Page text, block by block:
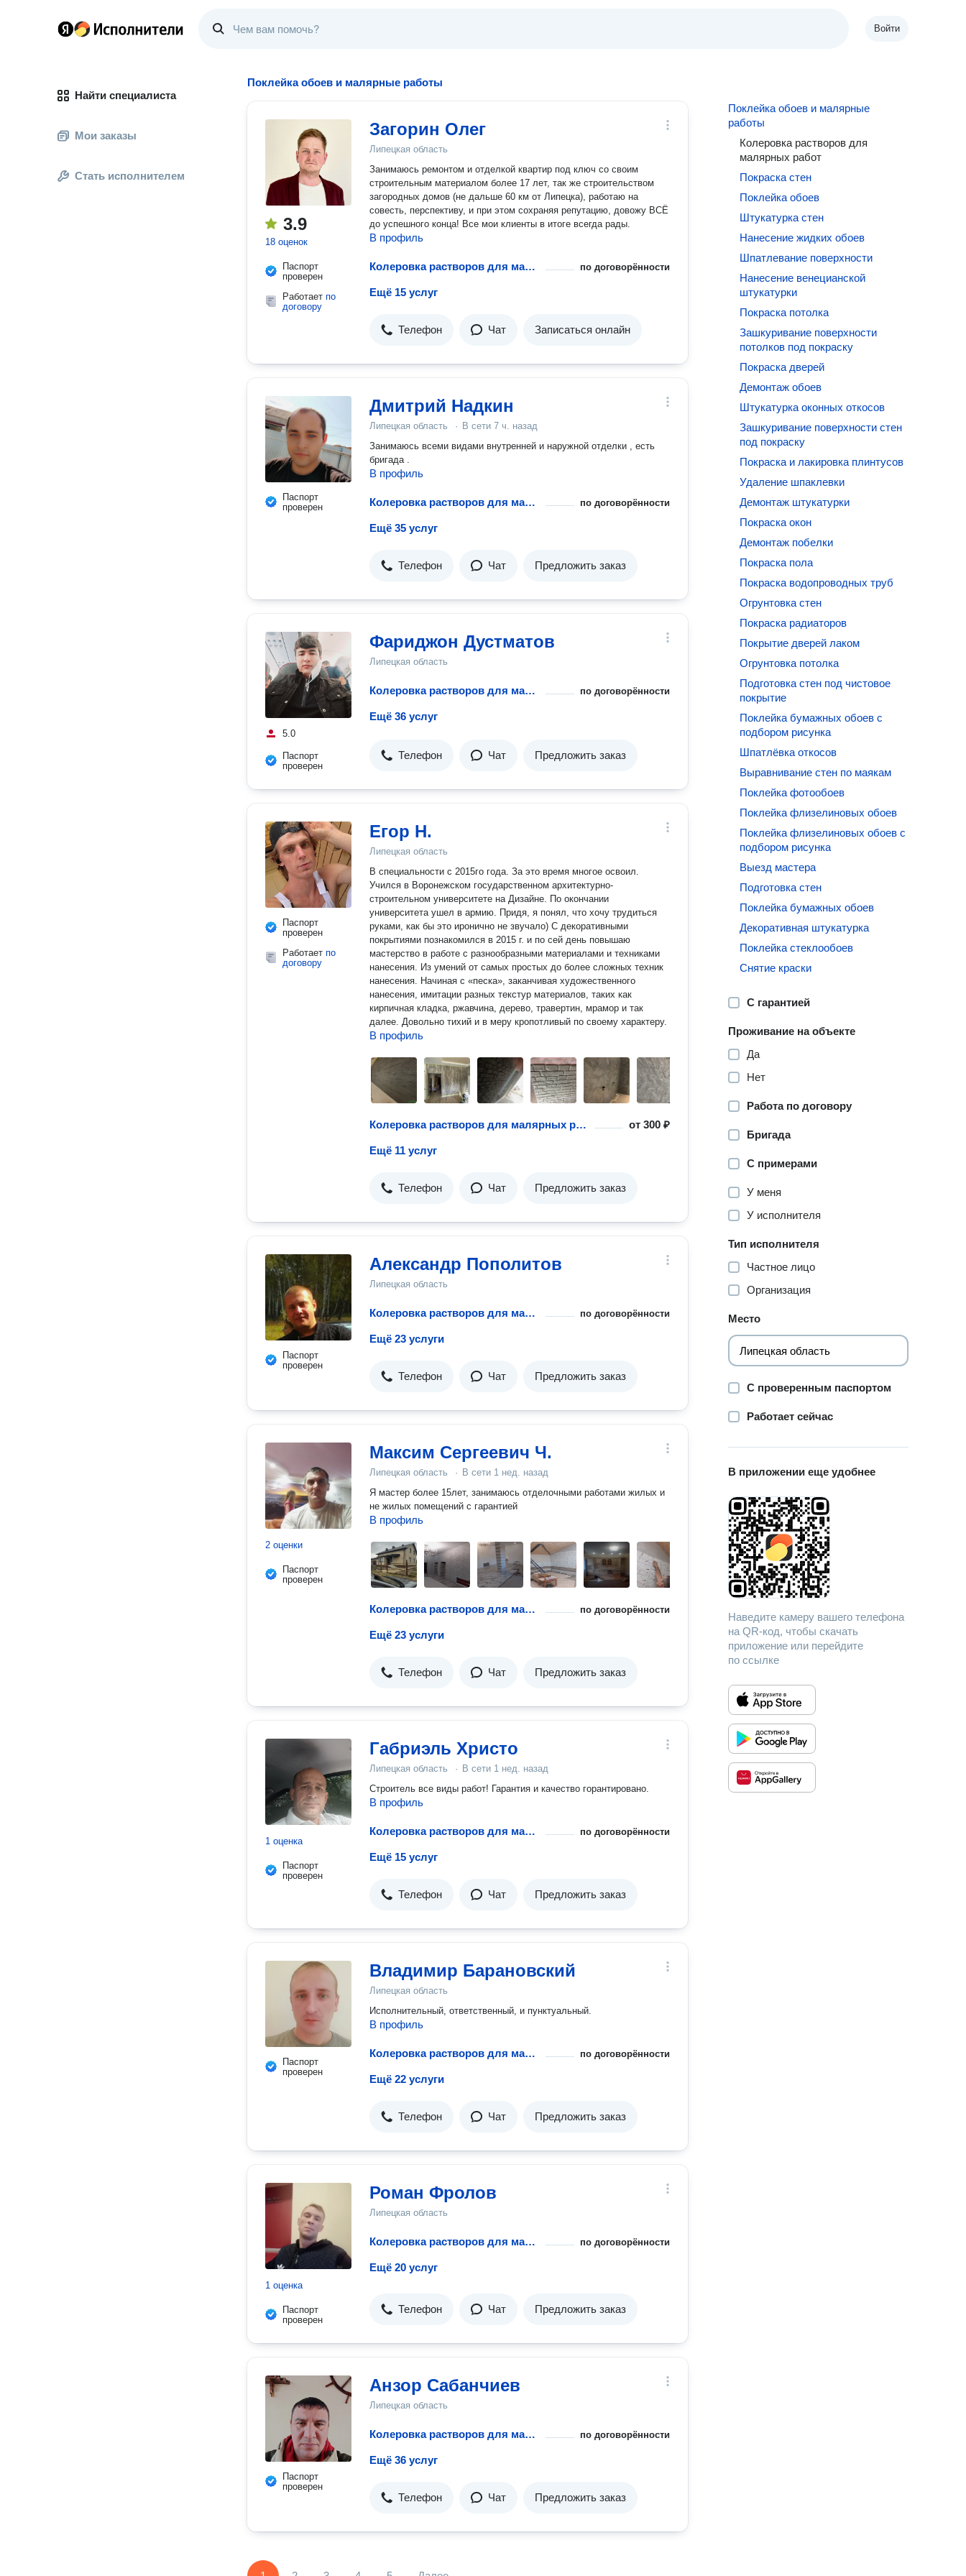
Войти
Найти специалиста
Мои заказы
Стать исполнителем
Поклейка обоев и малярные работы
3.9
18 оценок
Паспорт
проверен
Работает по
договору
Загорин Олег
Липецкая область
Занимаюсь ремонтом и отделкой квартир под ключ со своим
строительным материалом более 17 лет, так же строительством
загородных домов (не дальше 60 км от Липецка), работаю на
совесть, перспективу, и при этом сохраняя репутацию, довожу ВСЁ
до успешного конца! Все мои клиенты в итоге всегда рады.
В профиль
Колеровка растворов для малярных работ по договорённости
Ещё 15 услуг
Телефон Чат Записаться онлайн
Паспорт
проверен
Дмитрий Надкин
Липецкая область · В сети 7 ч. назад
Занимаюсь всеми видами внутренней и наружной отделки , есть
бригада .
В профиль
Колеровка растворов для малярных работ по договорённости
Ещё 35 услуг
Телефон Чат Предложить заказ
5.0
Паспорт
проверен
Фариджон Дустматов
Липецкая область
Колеровка растворов для малярных работ по договорённости
Ещё 36 услуг
Телефон Чат Предложить заказ
Паспорт
проверен
Работает по
договору
Егор Н.
Липецкая область
В специальности с 2015го года. За это время многое освоил.
Учился в Воронежском государственном архитектурно-
строительном университете на Дизайне. По окончании
университета ушел в армию. Придя, я понял, что хочу трудиться
руками, как бы это иронично не звучало) С декоративными
покрытиями познакомился в 2015 г. и по сей день повышаю
мастерство в работе с разнообразными материалами и техниками
нанесения. Из умений от самых простых до более сложных техник
нанесения. Начиная с «песка», заканчивая художественного
нанесения, имитации разных текстур материалов, таких как
кирпичная кладка, ржавчина, дерево, травертин, мрамор и так
далее. Довольно тихий и в меру кропотливый по своему характеру.
В профиль
Колеровка растворов для малярных работ от300 ₽
Ещё 11 услуг
Телефон Чат Предложить заказ
Паспорт
проверен
Александр Пополитов
Липецкая область
Колеровка растворов для малярных работ по договорённости
Ещё 23 услуги
Телефон Чат Предложить заказ
2 оценки
Паспорт
проверен
Максим Сергеевич Ч.
Липецкая область · В сети 1 нед. назад
Я мастер более 15лет, занимаюсь отделочными работами жилых и
не жилых помещений с гарантией
В профиль
Колеровка растворов для малярных работ по договорённости
Ещё 23 услуги
Телефон Чат Предложить заказ
1 оценка
Паспорт
проверен
Габриэль Христо
Липецкая область · В сети 1 нед. назад
Строитель все виды работ! Гарантия и качество горантировано.
В профиль
Колеровка растворов для малярных работ по договорённости
Ещё 15 услуг
Телефон Чат Предложить заказ
Паспорт
проверен
Владимир Барановский
Липецкая область
Исполнительный, ответственный, и пунктуальный.
В профиль
Колеровка растворов для малярных работ по договорённости
Ещё 22 услуги
Телефон Чат Предложить заказ
1 оценка
Паспорт
проверен
Роман Фролов
Липецкая область
Колеровка растворов для малярных работ по договорённости
Ещё 20 услуг
Телефон Чат Предложить заказ
Паспорт
проверен
Анзор Сабанчиев
Липецкая область
Колеровка растворов для малярных работ по договорённости
Ещё 36 услуг
Телефон Чат Предложить заказ
Поклейка обоев и малярные
работы
Колеровка растворов для
малярных работ
Покраска стен
Поклейка обоев
Штукатурка стен
Нанесение жидких обоев
Шпатлевание поверхности
Нанесение венецианской
штукатурки
Покраска потолка
Зашкуривание поверхности
потолков под покраску
Покраска дверей
Демонтаж обоев
Штукатурка оконных откосов
Зашкуривание поверхности стен
под покраску
Покраска и лакировка плинтусов
Удаление шпаклевки
Демонтаж штукатурки
Покраска окон
Демонтаж побелки
Покраска пола
Покраска водопроводных труб
Огрунтовка стен
Покраска радиаторов
Покрытие дверей лаком
Огрунтовка потолка
Подготовка стен под чистовое
покрытие
Поклейка бумажных обоев с
подбором рисунка
Шпатлёвка откосов
Выравнивание стен по маякам
Поклейка фотообоев
Поклейка флизелиновых обоев
Поклейка флизелиновых обоев с
подбором рисунка
Выезд мастера
Подготовка стен
Поклейка бумажных обоев
Декоративная штукатурка
Поклейка стеклообоев
Снятие краски
С гарантией
Проживание на объекте
Да
Нет
Работа по договору
Бригада
С примерами
У меня
У исполнителя
Тип исполнителя
Частное лицо
Организация
Место
С проверенным паспортом
Работает сейчас
В приложении еще удобнее
Наведите камеру вашего телефона
на QR-код, чтобы скачать
приложение или перейдите
по ссылке